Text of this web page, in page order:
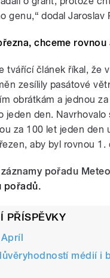
genu,“ dodal Jaroslav
chceme rovnou
tvářící článek říkal, že
zesílily pasátové
obrátkám a jednou
jeden den.
za 100 let jeden den
aby byl rovnou 1.
pořadu
pořadů.
PŘÍSPĚVKY
médií i